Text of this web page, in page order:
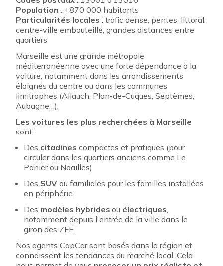
Population : +870 000 habitants
Particularités locales : trafic dense, pentes, littoral,
centre-ville embouteillé, grandes distances entre
quartiers
Marseille est une grande métropole
méditerranéenne avec une forte dépendance à la
voiture, notamment dans les arrondissements
éloignés du centre ou dans les communes
limitrophes (Allauch, Plan-de-Cuques, Septèmes,
Aubagne…).
Les voitures les plus recherchées à Marseille
sont :
Des citadines compactes et pratiques (pour
circuler dans les quartiers anciens comme Le
Panier ou Noailles)
Des SUV ou familiales pour les familles installées
en périphérie
Des modèles hybrides ou électriques,
notamment depuis l'entrée de la ville dans le
giron des ZFE
Nos agents CapCar sont basés dans la région et
connaissent les tendances du marché local. Cela